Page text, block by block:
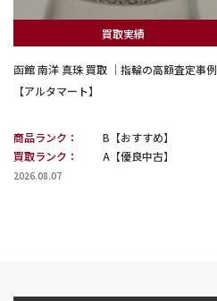
買取実績
函館 南洋 真珠 買取 ｜指輪の高額査定事例
【アルタマート】
商品ランク：
B【おすすめ】
買取ランク：
A【優良中古】
2026.08.07